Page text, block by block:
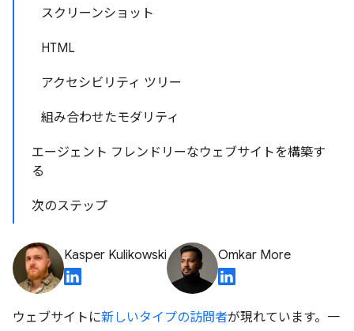
スクリーンショット
HTML
アクセシビリティ ツリー
組み合わせたモダリティ
エージェント フレンドリーなウェブサイトを構築す
る
次のステップ
Kasper Kulikowski Omkar More
ウェブサイトに新しいタイプの訪問者が現れています。一